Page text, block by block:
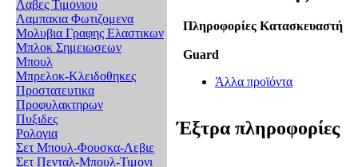
Λαβες Τιμονιου
Λαμπακια Φωτιζομενα
Μολυβια Γραφης Ελαστικων
Μπλοκ Σημειωσεων
Μπουλ
Μπρελοκ-Κλειδοθηκες
Προστατευτικα
Προφυλακτηρων
Πυξιδες
Ρολογια
Σετ Μπουλ-Φουσκα-Λεβιε
Σετ Πενταλ-Μπουλ-Τιμονι
Πληροφορίες Κατασκευαστή
Guard
Άλλα προϊόντα
Έξτρα πληροφορίες